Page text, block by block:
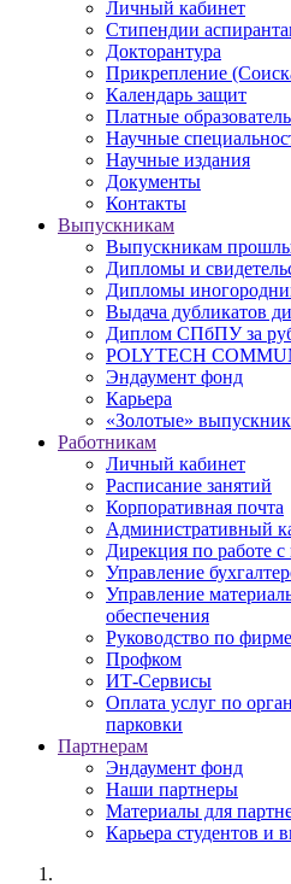
Личный кабинет
Стипендии
Докторантура
Прикрепление
Календарь защит
Платные
Научные
Научные издания
Документы
Контакты
Выпускникам
Выпускникам
Дипломы и
Дипломы
Выдача дубликатов
Диплом СПбПУ за
POLYTECH
Эндаумент фонд
Карьера
«Золотые»
Работникам
Личный кабинет
Расписание занятий
Корпоративная почта
Административный
Дирекция по работе
Управление
Управление
обеспечения
Руководство по
Профком
ИТ-Сервисы
Оплата услуг по
парковки
Партнерам
Эндаумент фонд
Наши партнеры
Материалы для
Карьера студентов и